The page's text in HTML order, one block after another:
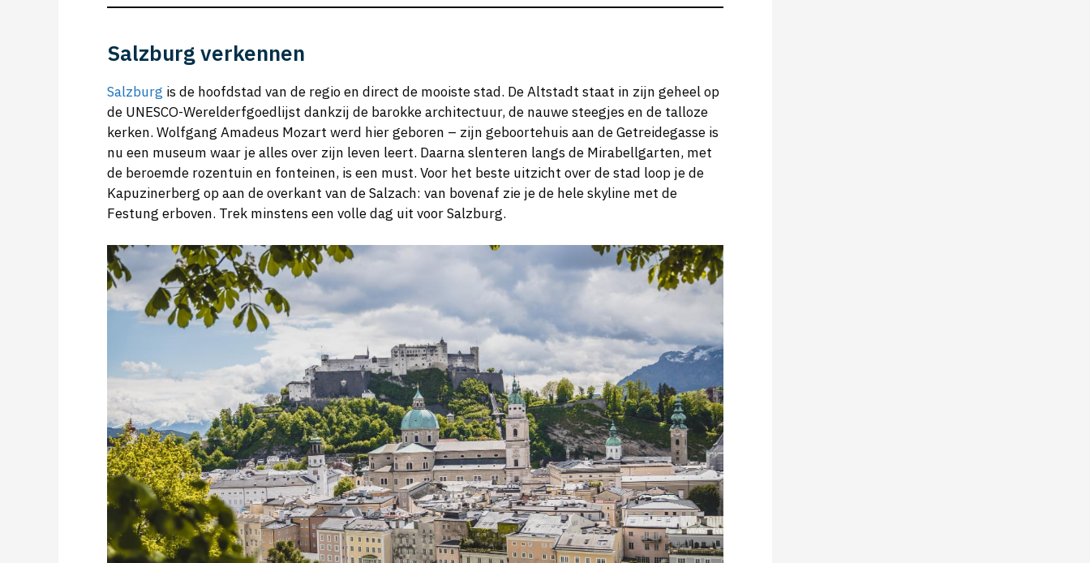
Salzburg verkennen
Salzburg is de hoofdstad van de regio en direct de mooiste stad. De Altstadt staat in zijn geheel op
de UNESCO-Werelderfgoedlijst dankzij de barokke architectuur, de nauwe steegjes en de talloze
kerken. Wolfgang Amadeus Mozart werd hier geboren – zijn geboortehuis aan de Getreidegasse is
nu een museum waar je alles over zijn leven leert. Daarna slenteren langs de Mirabellgarten, met
de beroemde rozentuin en fonteinen, is een must. Voor het beste uitzicht over de stad loop je de
Kapuzinerberg op aan de overkant van de Salzach: van bovenaf zie je de hele skyline met de
Festung erboven. Trek minstens een volle dag uit voor Salzburg.